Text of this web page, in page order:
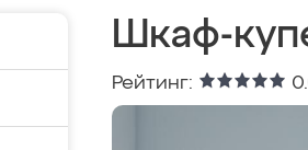
Шкаф-
Рейтинг: